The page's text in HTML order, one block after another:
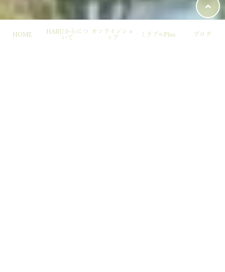
HOME
HARUからにつ
いて
オンラインショ
ップ
ミラブルPlus ブログ